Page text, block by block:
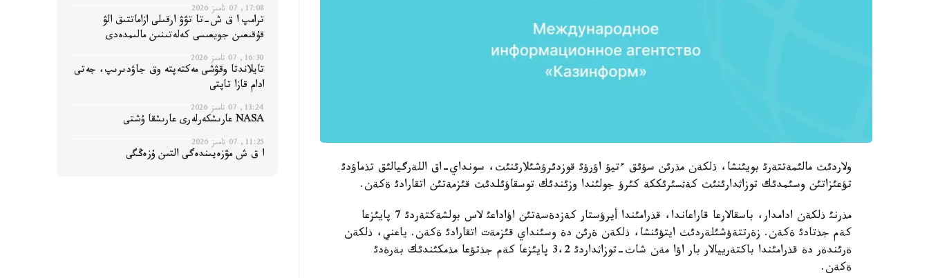
ولاردئث مالئمةتتةرئ بويئنشا، ذلكةن مذرئن سؤئق ءتيؤ اؤرؤئ قوزدئرؤشئلارئنئث، سونداي-اق اللةرگيالئق تذماؤدئ
تؤعئزاتئن وسئمدئك توزاثدارئنئث كةثسئرئككة كئرؤ جولئندا وزئندئك توسقاؤئلدئث قئزمةتئن اتقارادئ ةكةن.
مذرنئ ذلكةن ادامدار، باسقالارعا قاراعاندا، قذرامئندا أيرؤستار كةزدةسةتئن اؤاداعئ لاس بولشةكتةردئ 7 پايئزعا
كةم جذتادئ ةكةن. زةرتتةؤشئلةردئث ايتؤئنشا، ذلكةن ةرئن دة وسئنداي قئزمةت اتقارادئ ةكةن. ياعني، ذلكةن
ةرئندةر دة قذرامئندا باكتةرييالار بار اؤا مةن شاث-توزاثداردئ 3،2 پايئزعا كةم جذتؤعا مذمكئندئك بةرةدئ
ةكةن.
17:08, 07 تامىز 2026
ترامپ ا ق ش-تا تۋۋ ارقىلى ازاماتتىق الۋ
قۇقىعىن جويعىسى كەلەتىنىن مالىمدەدى
16:30, 07 تامىز 2026
تايلاندتا وقۋشى مەكتەپتە وق جاۋدىرىپ، جەتى
ادام قازا تاپتى
13:24, 07 تامىز 2026
NASA عارىشكەرلەرى عارىشقا ۇشتى
11:25, 07 تامىز 2026
ا ق ش مۋزەيىندەگى التىن ۇزەڭگى